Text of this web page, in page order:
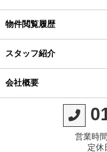
物件閲覧履歴
スタッフ紹介
会社概要
営業時
定休